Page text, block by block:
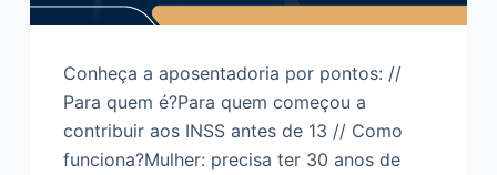
Conheça a aposentadoria por pontos: //
Para quem é?Para quem começou a
contribuir aos INSS antes de 13 // Como
funciona?Mulher: precisa ter 30 anos de